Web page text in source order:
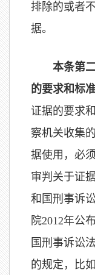
排除的或者
据。
本条第
的要求和标
证据的要求
察机关收集
据使用，必
审判关于证
和国刑事诉
院2012年公
国刑事诉讼
的规定，比